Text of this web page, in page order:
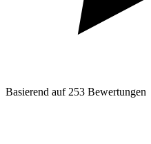
Basierend auf 253 Bewertungen